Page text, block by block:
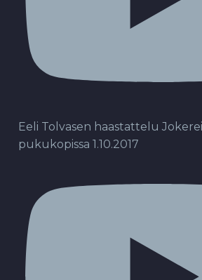
Eeli Tolvasen haastattelu
pukukopissa 1.10.2017